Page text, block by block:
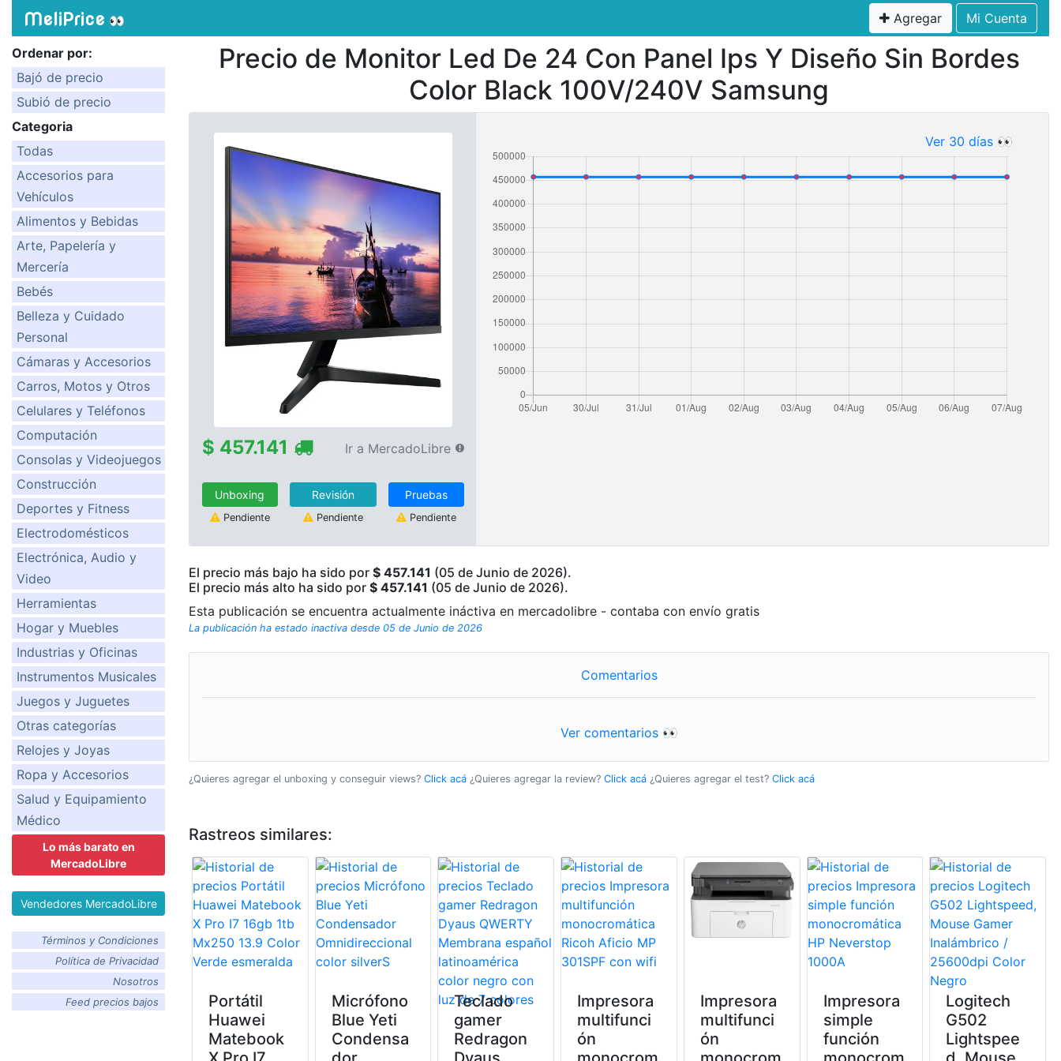
MeliPrice 👀 Agregar Mi Cuenta
Ordenar por:
Bajó de precio
Subió de precio
Categoria
Todas
Accesorios para
Vehículos
Alimentos y Bebidas
Arte, Papelería y
Mercería
Bebés
Belleza y Cuidado
Personal
Cámaras y Accesorios
Carros, Motos y Otros
Celulares y Teléfonos
Computación
Consolas y Videojuegos
Construcción
Deportes y Fitness
Electrodomésticos
Electrónica, Audio y
Video
Herramientas
Hogar y Muebles
Industrias y Oficinas
Instrumentos Musicales
Juegos y Juguetes
Otras categorías
Relojes y Joyas
Ropa y Accesorios
Salud y Equipamiento
Médico
Lo más barato en
MercadoLibre
Vendedores MercadoLibre
Términos y Condiciones
Política de Privacidad
Nosotros
Feed precios bajos
Precio de Monitor Led De 24 Con Panel Ips Y Diseño Sin Bordes
Color Black 100V/240V Samsung
$ 457.141 Ir a MercadoLibre
Unboxing
Pendiente
Revisión
Pendiente
Pruebas
Pendiente
Ver 30 días 👀
El precio más bajo ha sido por $ 457.141 (05 de Junio de 2026).
El precio más alto ha sido por $ 457.141 (05 de Junio de 2026).
Esta publicación se encuentra actualmente ináctiva en mercadolibre - contaba con envío gratis
La publicación ha estado inactiva desde 05 de Junio de 2026
Comentarios
Ver comentarios 👀
¿Quieres agregar el unboxing y conseguir views? Click acá ¿Quieres agregar la review? Click acá ¿Quieres agregar el test? Click acá
Rastreos similares:
Portátil
Huawei
Matebook
Micrófono
Blue Yeti
Condensa
Teclado
gamer
Redragon
Impresora
multifunci
ón
Impresora
multifunci
ón
Impresora
simple
función
Logitech
G502
Lightspee